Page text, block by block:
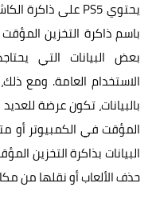
باسم ذاكرة التخزين
بعض البيانات التي
الاستخدام العامة. ومع
بالبيانات، تكون عرضة
المؤقت في الكمبيوتر أو
البيانات بذاكرة التخزين
حذف الألعاب أو نقلها من